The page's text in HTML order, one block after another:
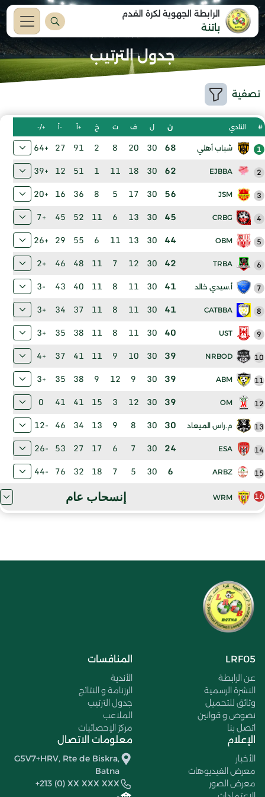
الرابطة الجهوية لكرة القدم
باتنة
جدول الترتيب
تصفية
# النادي ن ل ف ت خ +أ -أ +/-
1 شباب أهلي 68
30
20
8
2
91
27
+64
2
EJBBA
62
30
18
11
1
51
12
+39
3
JSM
56
30
17
5
8
36
16
+20
4
CRBG
45
30
13
6
11
52
45
+7
5
OBM
44
30
13
11
6
55
29
+26
6
TRBA
42
30
12
7
11
48
46
+2
7 أ.سيدي خالد 41
30
11
8
11
40
43
-3
8
CATBBA
41
30
11
8
11
37
34
+3
9
UST
40
30
11
8
11
38
35
+3
10
NRBOD
39
30
10
9
11
41
37
+4
11
ABM
39
30
9
12
9
38
35
+3
12
OM
39
30
12
3
15
41
41
0
13 م.راس الميعاد 30
30
8
9
13
34
46
-12
14
ESA
24
30
7
6
17
27
53
-26
15
ARBZ
6
30
5
7
18
32
76
-44
16
WRM إنسحاب عام
LRF05
عن الرابطة
النشرة الرسمية
وثائق للتحميل
نصوص و قوانين
اتصل بنا
المنافسات
الأندية
الرزنامة و النتائج
جدول الترتيب
الملاعب
مركز الإحصائيات
الإعلام
الأخبار
معرض الفيديوهات
معرض الصور
معلومات الاتصال
G5V7+HRV, Rte de Biskra,
Batna
+213 (0) XX XXX XXX